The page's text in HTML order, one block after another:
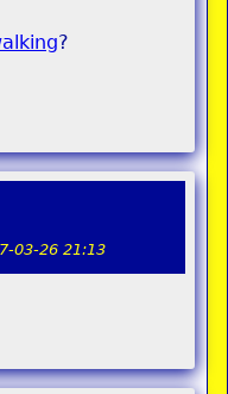
?
03-26 21:13